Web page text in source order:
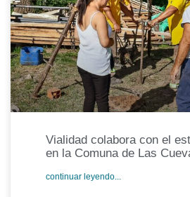
Vialidad colabora con el
en la Comuna de Las
continuar leyendo...